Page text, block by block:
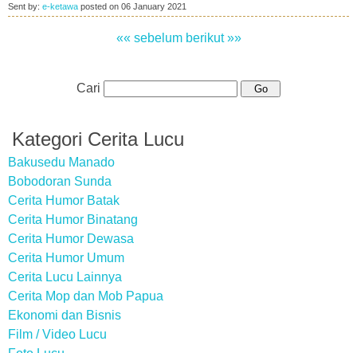
Sent by: e-ketawa posted on 06 January 2021
«« sebelum berikut »»
Cari
Kategori Cerita Lucu
Bakusedu Manado
Bobodoran Sunda
Cerita Humor Batak
Cerita Humor Binatang
Cerita Humor Dewasa
Cerita Humor Umum
Cerita Lucu Lainnya
Cerita Mop dan Mob Papua
Ekonomi dan Bisnis
Film / Video Lucu